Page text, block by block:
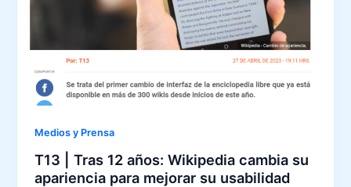
Medios y Prensa
T13 | Tras 12 años: Wikipedia cambia su
apariencia para mejorar su usabilidad